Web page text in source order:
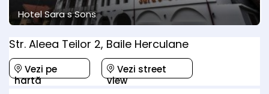
Hotel Sara s Sons 2/19
Str. Aleea Teilor 2, Baile Herculane
Vezi pe
hartă
Vezi street
view